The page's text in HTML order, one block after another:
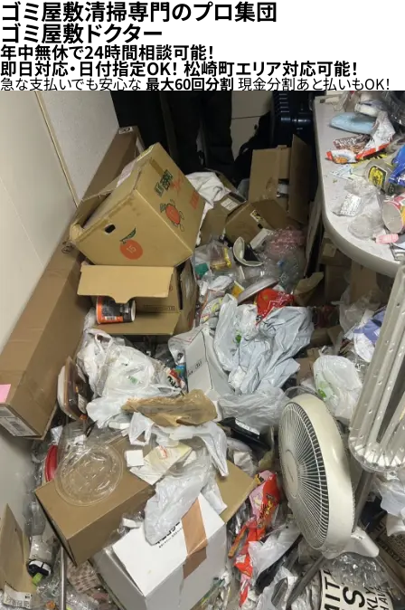
ゴミ屋敷清掃専門のプロ集団
ゴミ屋敷ドクター
年中無休で24時間相談可能！
即日対応・日付指定OK！ 松崎町エリア対応可能！
急な支払いでも安心な最大60回分割 現金分割あと払いもOK！